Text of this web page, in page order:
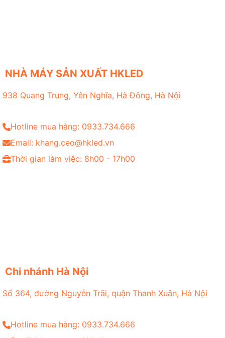
NHÀ MÁY SẢN XUẤT HKLED
938 Quang Trung, Yên Nghĩa, Hà Đông, Hà Nội
Hotline mua hàng: 0933.734.666
Email: khang.ceo@hkled.vn
Thời gian làm việc: 8h00 - 17h00
Chi nhánh Hà Nội
Số 364, đường Nguyễn Trãi, quận Thanh Xuân, Hà Nội
Hotline mua hàng: 0933.734.666